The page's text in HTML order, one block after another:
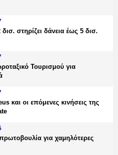
στηρίζει δάνεια έως 5 δισ.
Τουρισμού για
και οι επόμενες κινήσεις της
για χαμηλότερες